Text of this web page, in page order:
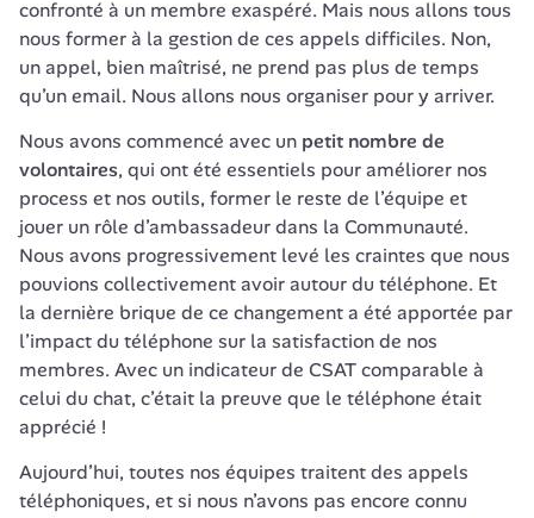
confronté à un membre exaspéré. Mais nous allons tous
nous former à la gestion de ces appels difficiles. Non,
un appel, bien maîtrisé, ne prend pas plus de temps
qu’un email. Nous allons nous organiser pour y arriver.
Nous avons commencé avec un petit nombre de
volontaires, qui ont été essentiels pour améliorer nos
process et nos outils, former le reste de l’équipe et
jouer un rôle d’ambassadeur dans la Communauté.
Nous avons progressivement levé les craintes que nous
pouvions collectivement avoir autour du téléphone. Et
la dernière brique de ce changement a été apportée par
l’impact du téléphone sur la satisfaction de nos
membres. Avec un indicateur de CSAT comparable à
celui du chat, c’était la preuve que le téléphone était
apprécié !
Aujourd’hui, toutes nos équipes traitent des appels
téléphoniques, et si nous n’avons pas encore connu